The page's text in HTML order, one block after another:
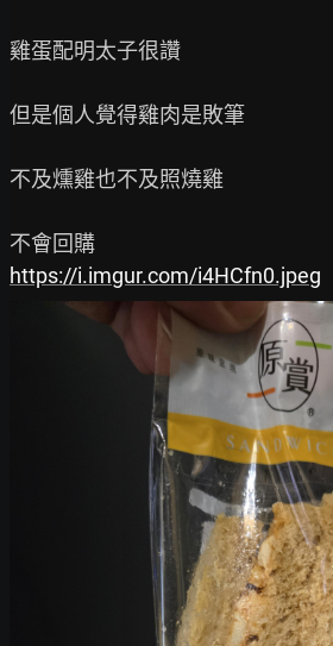
雞蛋配明太子很讚
但是個人覺得雞肉是敗筆
不及燻雞也不及照燒雞
https://i.imgur.com/i4HCfn0.jpeg